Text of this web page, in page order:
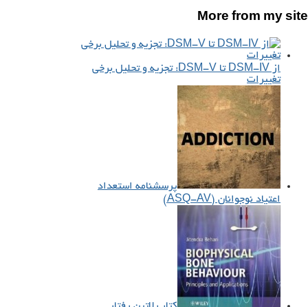
More from my site
از DSM-IV تا DSM-V: تجزیه و تحلیل برخی
تغییرات
پرسشنامه استعداد
اعتیاد نوجوانان (ASQ-AV)